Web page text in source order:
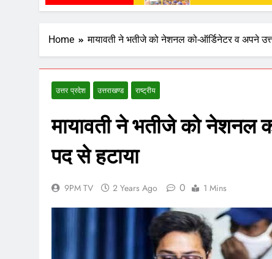
Home मायावती ने भतीजे को नेशनल को-ऑर्डिनेटर व अपने
उत्तर प्रदेश उत्तराखण्ड राष्ट्रीय
मायावती ने भतीजे को नेशनल
पद से हटाया
9PM TV 2 Years Ago 0 1 Mins